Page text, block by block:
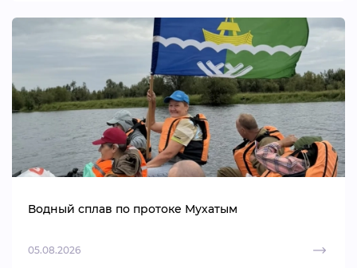
Водный сплав по протоке Мухатым
05.08.2026